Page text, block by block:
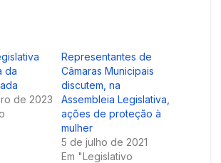
da
de 2023
Representantes de
Câmaras Municipais
discutem, na
Assembleia Legislativa,
ações de proteção à
mulher
5 de julho de 2021
Em "Legislativo